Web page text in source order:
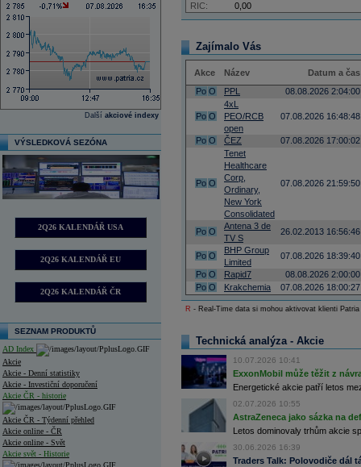
Další akciové indexy
VÝSLEDKOVÁ SEZÓNA
2Q26 KALENDÁŘ USA
2Q26 KALENDÁŘ EU
2Q26 KALENDÁŘ ČR
SEZNAM PRODUKTŮ
AD Index
Akcie
Akcie - Denní statistiky
Akcie - Investiční doporučení
Akcie ČR - historie
Akcie ČR - Týdenní přehled
Akcie online - ČR
Akcie online - Svět
Akcie svět - Historie
RIC: 0,00
Zajímalo Vás
Akce Název
Datum a čas
Po O PPL 08.08.2026 2:04:00
Po O
4xL
PEO/RCB
open
07.08.2026 16:48:48
Po O ČEZ 07.08.2026 17:00:02
Po O
Tenet
Healthcare
Corp,
Ordinary,
New York
Consolidated
07.08.2026 21:59:50
Po O
Antena 3 de
TV S
26.02.2013 16:56:46
Po O
BHP Group
Limited
07.08.2026 18:39:40
Po O Rapid7
08.08.2026 2:00:00
Po O Krakchemia 07.08.2026 18:00:27
R - Real-Time data si mohou aktivovat klienti
Technická analýza - Akcie
10.07.2026 10:41
ExxonMobil může těžit z
Energetické akcie patří letos
02.07.2026 10:55
AstraZeneca jako sázka na
Letos dominovaly trhům akcie
30.06.2026 16:39
Traders Talk: Polovodiče dál